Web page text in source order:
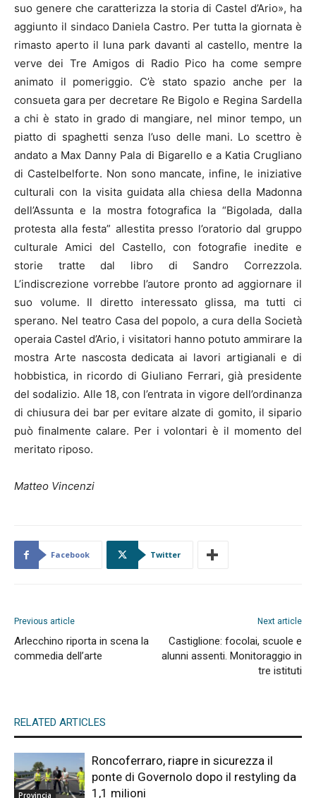
suo genere che caratterizza la storia di Castel d’Ario», ha
aggiunto il sindaco Daniela Castro. Per tutta la giornata è
rimasto aperto il luna park davanti al castello, mentre la
verve dei Tre Amigos di Radio Pico ha come sempre
animato il pomeriggio. C’è stato spazio anche per la
consueta gara per decretare Re Bigolo e Regina Sardella
a chi è stato in grado di mangiare, nel minor tempo, un
piatto di spaghetti senza l’uso delle mani. Lo scettro è
andato a Max Danny Pala di Bigarello e a Katia Crugliano
di Castelbelforte. Non sono mancate, infine, le iniziative
culturali con la visita guidata alla chiesa della Madonna
dell’Assunta e la mostra fotografica la “Bigolada, dalla
protesta alla festa” allestita presso l’oratorio dal gruppo
culturale Amici del Castello, con fotografie inedite e
storie tratte dal libro di Sandro Correzzola.
L’indiscrezione vorrebbe l’autore pronto ad aggiornare il
suo volume. Il diretto interessato glissa, ma tutti ci
sperano. Nel teatro Casa del popolo, a cura della Società
operaia Castel d’Ario, i visitatori hanno potuto ammirare la
mostra Arte nascosta dedicata ai lavori artigianali e di
hobbistica, in ricordo di Giuliano Ferrari, già presidente
del sodalizio. Alle 18, con l’entrata in vigore dell’ordinanza
di chiusura dei bar per evitare alzate di gomito, il sipario
può finalmente calare. Per i volontari è il momento del
meritato riposo.
Matteo Vincenzi
Facebook Twitter
Previous article
Arlecchino riporta in scena la
commedia dell’arte
Next article
Castiglione: focolai, scuole e
alunni assenti. Monitoraggio in
tre istituti
RELATED ARTICLES
Provincia
Roncoferraro, riapre in sicurezza il
ponte di Governolo dopo il restyling da
1,1 milioni